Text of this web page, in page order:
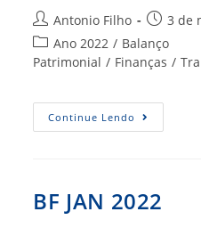
Autor
do
post:
Antonio Filho
Post
publicado:
3 de
Categoria
do
Ano 2022 / Balanço
Patrimonial / Finanças /
Continue Lendo BP
–
BF JAN 2022